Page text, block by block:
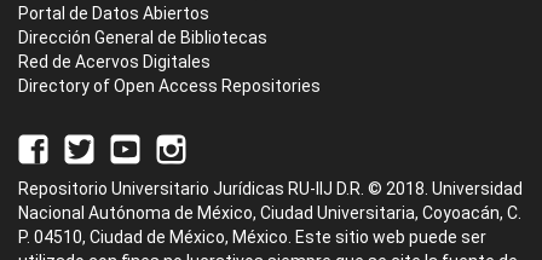
Portal de Datos Abiertos
Dirección General de Bibliotecas
Red de Acervos Digitales
Directory of Open Access Repositories
Repositorio Universitario Jurídicas RU-IIJ D.R. © 2018. Universidad
Nacional Autónoma de México, Ciudad Universitaria, Coyoacán, C.
P. 04510, Ciudad de México, México. Este sitio web puede ser